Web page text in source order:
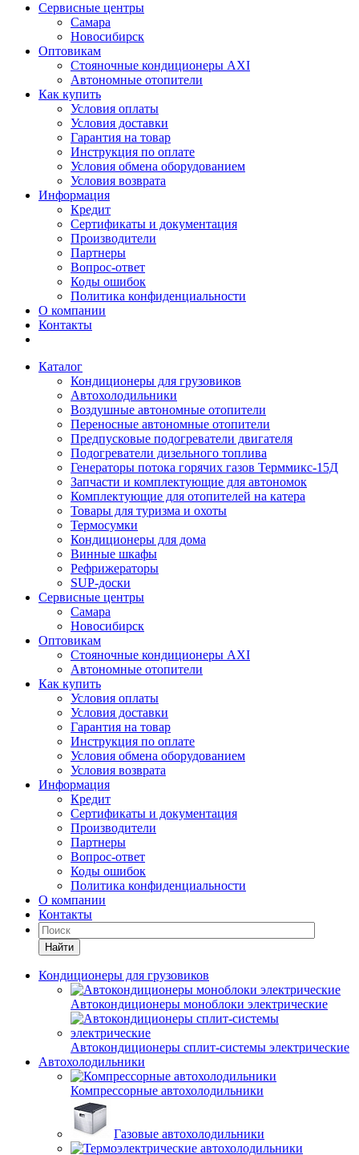
Сервисные центры
Самара
Новосибирск
Оптовикам
Стояночные кондиционеры AXI
Автономные отопители
Как купить
Условия оплаты
Условия доставки
Гарантия на товар
Инструкция по оплате
Условия обмена оборудованием
Условия возврата
Информация
Кредит
Сертификаты и документация
Производители
Партнеры
Вопрос-ответ
Коды ошибок
Политика конфиденциальности
О компании
Контакты
Каталог
Кондиционеры для грузовиков
Автохолодильники
Воздушные автономные отопители
Переносные автономные отопители
Предпусковые подогреватели двигателя
Подогреватели дизельного топлива
Генераторы потока горячих газов Терммикс-15Д
Запчасти и комплектующие для автономок
Комплектующие для отопителей на катера
Товары для туризма и охоты
Термосумки
Кондиционеры для дома
Винные шкафы
Рефрижераторы
SUP-доски
Сервисные центры
Самара
Новосибирск
Оптовикам
Стояночные кондиционеры AXI
Автономные отопители
Как купить
Условия оплаты
Условия доставки
Гарантия на товар
Инструкция по оплате
Условия обмена оборудованием
Условия возврата
Информация
Кредит
Сертификаты и документация
Производители
Партнеры
Вопрос-ответ
Коды ошибок
Политика конфиденциальности
О компании
Контакты
Найти
Кондиционеры для грузовиков
Автокондиционеры моноблоки электрические
Автокондиционеры сплит-системы электрические
Автохолодильники
Компрессорные автохолодильники
Газовые автохолодильники